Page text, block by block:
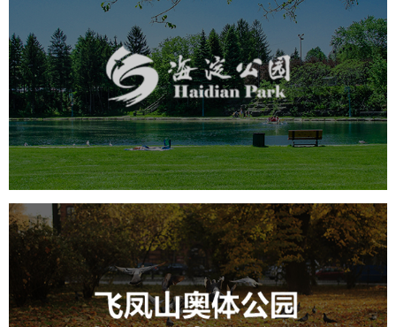
海淀公园
旅游休闲 公园 AI人工智能 智慧公园
智能步道
智能大数据平台
AR太极 智能语音亭
飞凤山奥体公园